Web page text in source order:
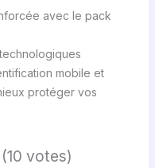
avec le pack
mobile et
protéger vos
votes)